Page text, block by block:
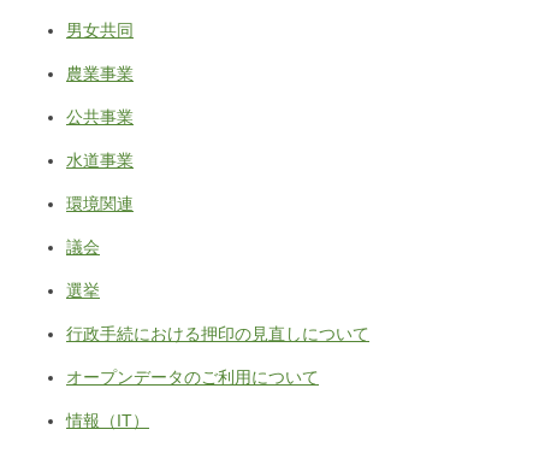
男女共同
農業事業
公共事業
水道事業
環境関連
議会
選挙
行政手続における押印の見直しについて
オープンデータのご利用について
情報（IT）